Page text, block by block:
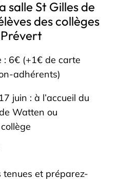
salle St Gilles de
des collèges
: 6€ (+1€ de carte
adhérents)
juin : à l’accueil du
Watten ou
tenues et préparez-